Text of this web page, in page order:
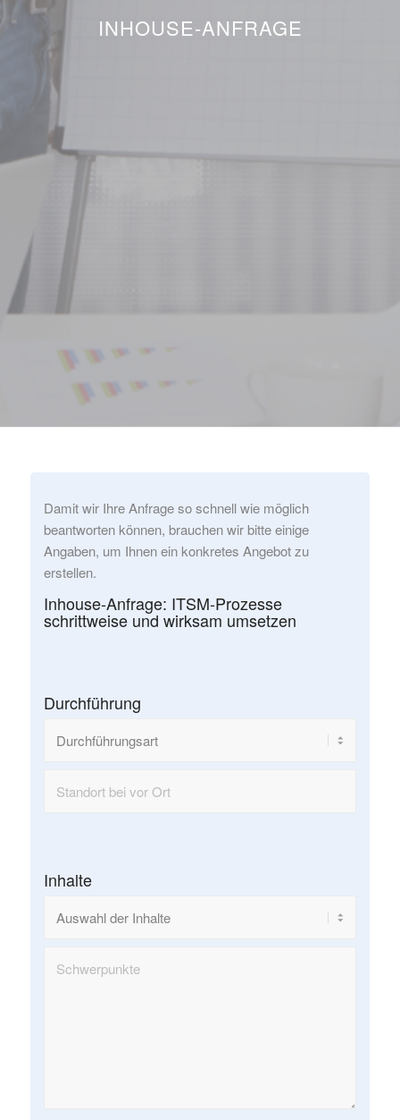
INHOUSE-ANFRAGE
Damit wir Ihre Anfrage so schnell wie möglich
beantworten können, brauchen wir bitte einige
Angaben, um Ihnen ein konkretes Angebot zu
erstellen.
Inhouse-Anfrage: ITSM-Prozesse
schrittweise und wirksam umsetzen
Durchführung
Inhalte